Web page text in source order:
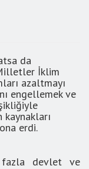
da
İklim
azaltmayı
engellemek ve
kaynakları
erdi.
devlet ve